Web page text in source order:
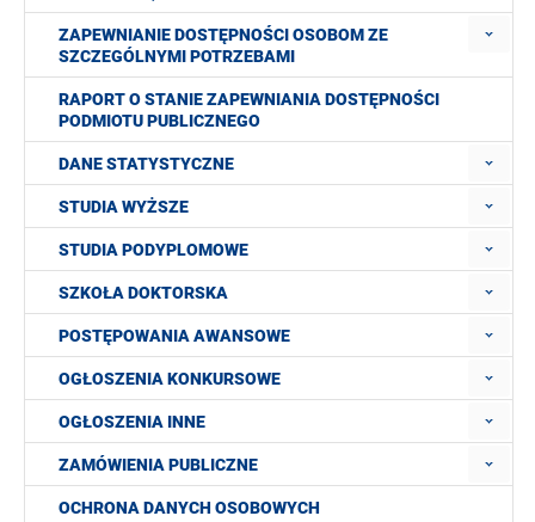
ZAPEWNIANIE DOSTĘPNOŚCI OSOBOM ZE
SZCZEGÓLNYMI POTRZEBAMI
RAPORT O STANIE ZAPEWNIANIA DOSTĘPNOŚCI
PODMIOTU PUBLICZNEGO
DANE STATYSTYCZNE
STUDIA WYŻSZE
STUDIA PODYPLOMOWE
SZKOŁA DOKTORSKA
POSTĘPOWANIA AWANSOWE
OGŁOSZENIA KONKURSOWE
OGŁOSZENIA INNE
ZAMÓWIENIA PUBLICZNE
OCHRONA DANYCH OSOBOWYCH